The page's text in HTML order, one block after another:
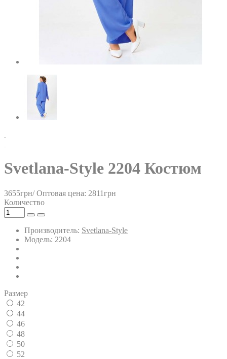
Svetlana-Style 2204 Костюм
3655грн/ Оптовая цена: 2811грн
Количество
Производитель: Svetlana-Style
Модель: 2204
Размер
42
44
46
48
50
52